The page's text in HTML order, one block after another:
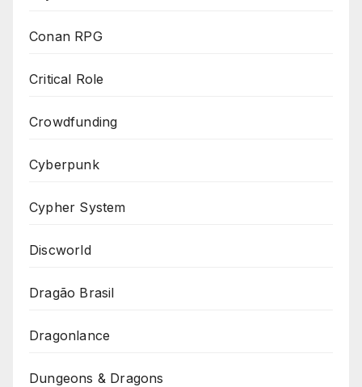
Conan RPG
Critical Role
Crowdfunding
Cyberpunk
Cypher System
Discworld
Dragão Brasil
Dragonlance
Dungeons & Dragons